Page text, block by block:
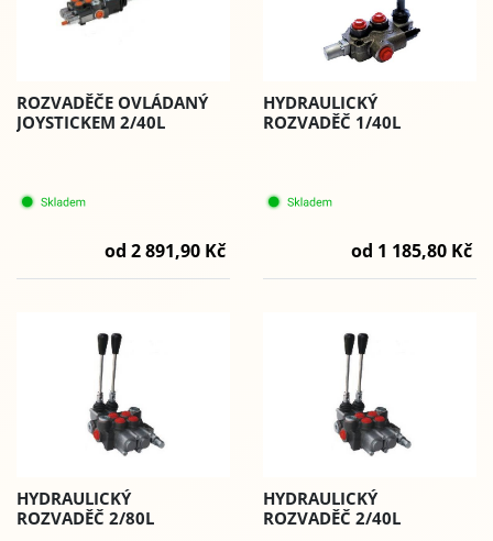
ROZVADĚČE OVLÁDANÝ
JOYSTICKEM 2/40L
od 2 891,90 Kč
HYDRAULICKÝ
ROZVADĚČ 1/40L
od 1 185,80 Kč
HYDRAULICKÝ
ROZVADĚČ 2/80L
HYDRAULICKÝ
ROZVADĚČ 2/40L